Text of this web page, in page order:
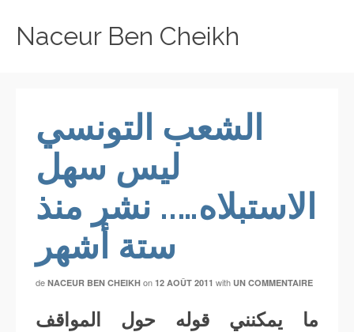
Naceur Ben Cheikh
الشعب التونسي
ليس سهل
الاستبلاه….. نشر منذ
ستة أشهر
de NACEUR BEN CHEIKH on 12 AOÛT 2011 with UN COMMENTAIRE
ما يمكنني قوله حول المواقف